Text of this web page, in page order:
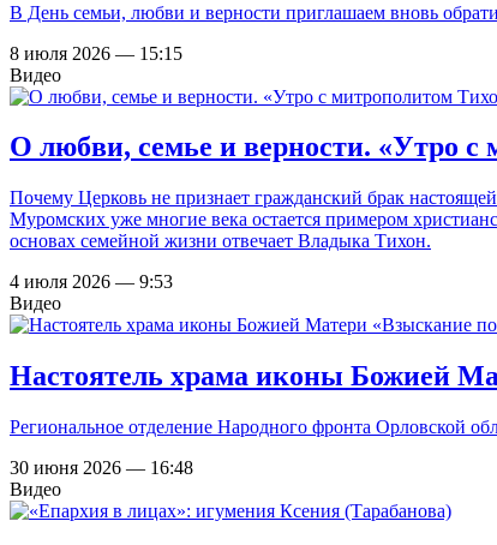
В День семьи, любви и верности приглашаем вновь
8 июля 2026 — 15:15
Видео
О любви, семье и верности. «Утро с
Почему Церковь не признает гражданский брак
Муромских уже многие века остается примером
основах семейной жизни отвечает Владыка Тихон.
4 июля 2026 — 9:53
Видео
Настоятель храма иконы Божией
Региональное отделение Народного фронта Орловской
30 июня 2026 — 16:48
Видео